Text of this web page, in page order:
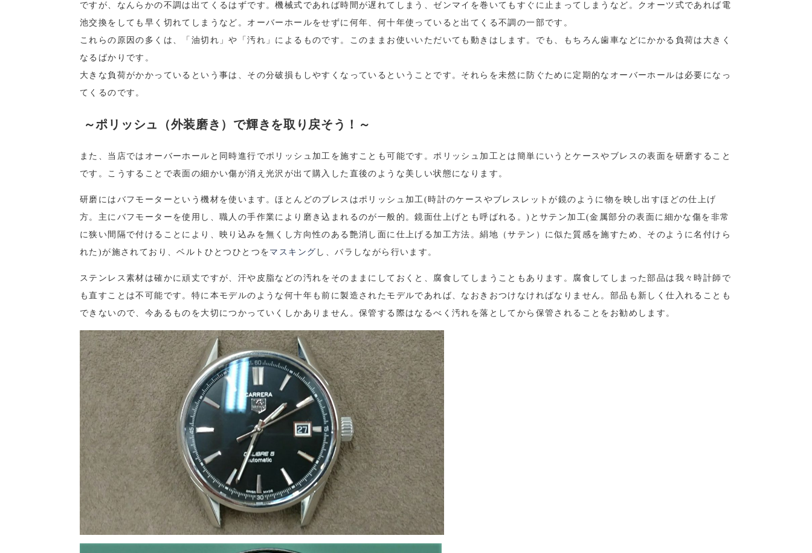
ですが、なんらかの不調は出てくるはずです。機械式であれば時間が遅れてしまう、ゼンマイを巻いてもすぐに止まってしまうなど。クオーツ式であれば電
池交換をしても早く切れてしまうなど。オーバーホールをせずに何年、何十年使っていると出てくる不調の一部です。
これらの原因の多くは、「油切れ」や「汚れ」によるものです。このままお使いいただいても動きはします。でも、もちろん歯車などにかかる負荷は大きく
なるばかりです。
大きな負荷がかかっているという事は、その分破損もしやすくなっているということです。それらを未然に防ぐために定期的なオーバーホールは必要になっ
てくるのです。
～ポリッシュ（外装磨き）で輝きを取り戻そう！～
また、当店ではオーバーホールと同時進行でポリッシュ加工を施すことも可能です。ポリッシュ加工とは簡単にいうとケースやブレスの表面を研磨すること
です。こうすることで表面の細かい傷が消え光沢が出て購入した直後のような美しい状態になります。
研磨にはバフモーターという機材を使います。ほとんどのブレスはポリッシュ加工(時計のケースやブレスレットが鏡のように物を映し出すほどの仕上げ
方。主にバフモーターを使用し、職人の手作業により磨き込まれるのが一般的。鏡面仕上げとも呼ばれる。) とサテン加工(金属部分の表面に細かな傷を非常
に狭い間隔で付けることにより、映り込みを無くし方向性のある艶消し面に仕上げる加工方法。絹地（サテン）に似た質感を施すため、そのように名付けら
れた )が施されており、ベルトひとつひとつを マスキング し、バラしながら行います。
ステンレス素材は確かに頑丈ですが、汗や皮脂などの汚れをそのままにしておくと、腐食してしまうこともあります。腐食してしまった部品は我々時計師で
も直すことは不可能です。特に本モデルのような何十年も前に製造されたモデルであれば、なおきおつけなければなりません。部品も新しく仕入れることも
できないので、今あるものを大切につかっていくしかありません。保管する際はなるべく汚れを落としてから保管されることをお勧めします。